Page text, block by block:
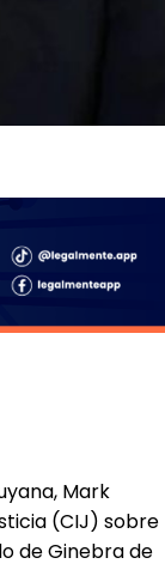
Mark
(CIJ) sobre
de Ginebra de